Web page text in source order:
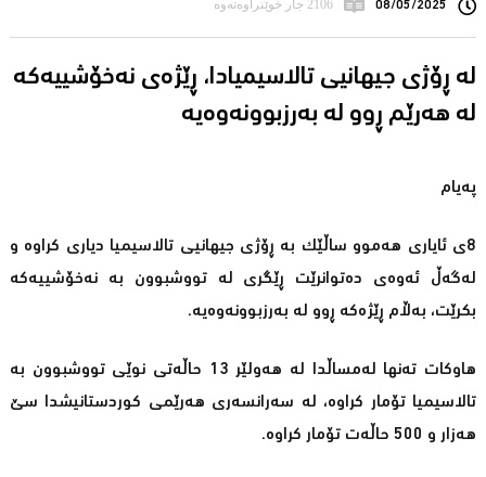
08/05/2025 2106 جار خوێنراوەتەوە
لە ڕۆژی جیهانیی تالاسیمیادا، ڕێژەی نەخۆشییەكە
لە هەرێم ڕوو لە بەرزبوونەوەیە
پەیام
8ی ئایاری هەموو ساڵێك بە ڕۆژی جیهانیی تالاسیمیا دیاری كراوە و
لەگەڵ ئەوەی دەتوانرێت ڕێگری لە تووشبوون بە نەخۆشییەكە
بكرێت، بەڵام ڕێژەكە ڕوو لە بەرزبوونەوەیە.
هاوكات تەنها لەمساڵدا لە هەولێر 13 حاڵەتی نوێی تووشبوون بە
تالاسیمیا تۆمار كراوە، لە سەرانسەری هەرێمی كوردستانیشدا سێ‌
هەزار و 500 حاڵەت تۆمار كراوە.